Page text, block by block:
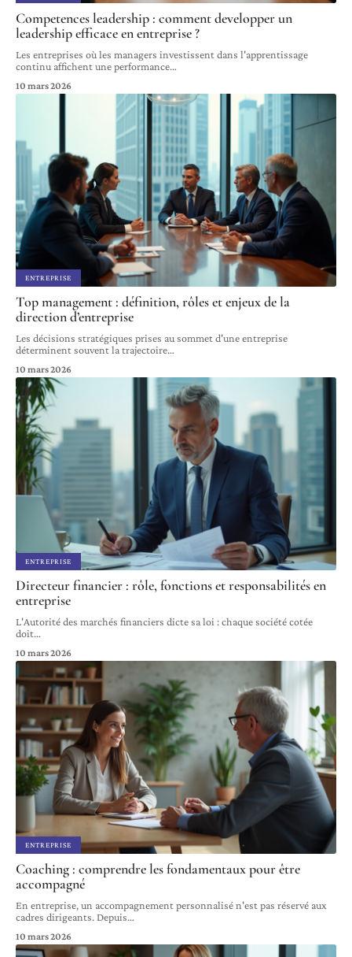
Competences leadership : comment developper un
leadership efficace en entreprise ?
Les entreprises où les managers investissent dans l'apprentissage
continu affichent une performance…
10 mars 2026
ENTREPRISE
Top management : définition, rôles et enjeux de la
direction d’entreprise
Les décisions stratégiques prises au sommet d'une entreprise
déterminent souvent la trajectoire…
10 mars 2026
ENTREPRISE
Directeur financier : rôle, fonctions et responsabilités en
entreprise
L'Autorité des marchés financiers dicte sa loi : chaque société cotée
doit…
10 mars 2026
ENTREPRISE
Coaching : comprendre les fondamentaux pour être
accompagné
En entreprise, un accompagnement personnalisé n'est pas réservé aux
cadres dirigeants. Depuis…
10 mars 2026